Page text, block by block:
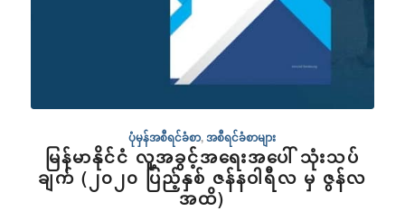
ပုံမှန်အစီရင်ခံစာ,အစီရင်ခံစာများ
မြန်မာနိုင်ငံ လူ့အခွင့်အရေးအပေါ် သုံးသပ်
ချက် (၂၀၂၀ ပြည့်နှစ် ဇန်နဝါရီလ မှ ဇွန်လ
အထိ)